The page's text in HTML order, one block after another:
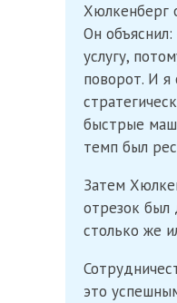
Хюлкенберг
Он
услугу,
поворот. И я
быстрые
темп был
Затем
отрезок был
столько же
это